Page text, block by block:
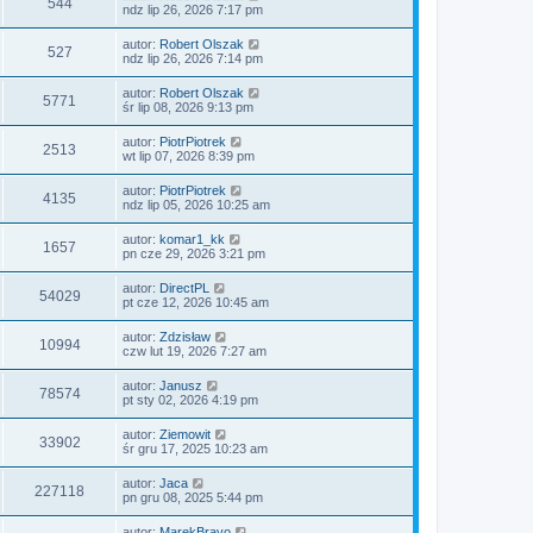
o
o
s
t
ł
o
n
n
i
p
o
s
t
544
d
ł
o
n
s
t
n
i
p
o
s
t
ndz lip 26, 2026 7:17 pm
527O
d
ł
o
n
O
s
t
n
i
p
o
s
t
autor: Robert Olszak
ndz lip 26, 2026 7:14 pm
5771
d
o
O
s
t
n
i
p
o
s
t
autor: Robert Olszak
śr lip 08, 2026 9:13 pm
2513
d
o
n
O
s
t
n
i
p
o
s
t
autor: PiotrPiotrek
wt lip 07, 2026 8:39 pm
4135
d
ł
o
n
O
s
t
n
i
p
o
s
t
autor: PiotrPiotrek
ndz lip 05, 2026 10:25 am
1657
d
ł
o
n
O
s
t
n
i
p
o
s
t
autor: komar1_kk
pn cze 29, 2026 3:21 pm
54029O
d
ł
o
n
O
s
t
n
i
p
o
s
t
autor: DirectPL
pt cze 12, 2026 10:45 am
10994O
d
ł
o
n
O
s
t
n
i
p
o
s
t
autor: Zdzisław
czw lut 19, 2026 7:27 am
78574O
d
ł
o
O
s
t
n
i
p
o
s
t
autor: Janusz
pt sty 02, 2026 4:19 pm
33902O
d
O
s
t
n
i
autor: Ziemowit
śr gru 17, 2025 10:23 am
227118
d
O
s
autor: Jaca
pn gru 08, 2025 5:44 pm